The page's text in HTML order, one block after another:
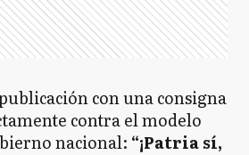
con una consigna
contra el modelo
nacional: “¡Patria sí,